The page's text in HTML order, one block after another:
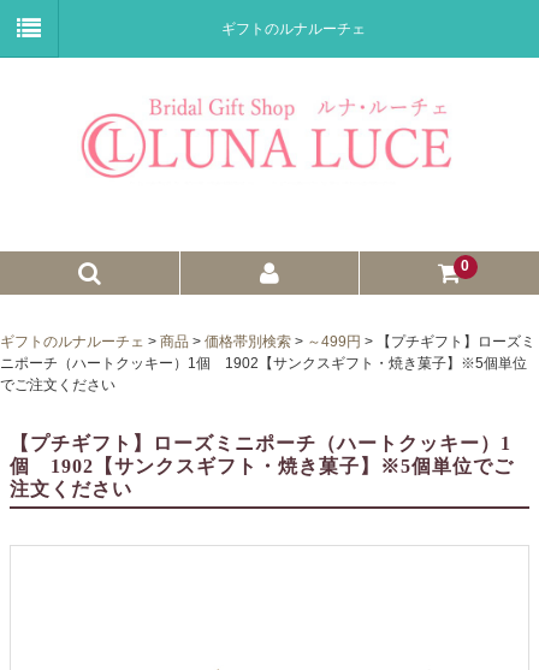
ギフトのルナルーチェ
0
プチギフト
子育て卒業証書
ギフトのルナルーチェ > 商品 > 価格帯別検索 > ～499円 >
【プチギフト】ローズミ
ニポーチ（ハートクッキー）1個 1902【サンクスギフト・焼き菓子】※5個単位
でご注文ください
【プチギフト】ローズミニポーチ（ハートクッキー）1
個 1902【サンクスギフト・焼き菓子】※5個単位でご
注文ください